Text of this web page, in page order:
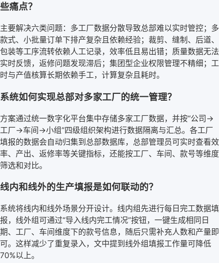
些痛点？
主要解决六类问题：多工厂数据分散导致总部难以实时管控；多
款式、小批量订单下排产复杂且依赖经验；裁剪、缝制、后道、
包装等工序流转依赖人工记录，效率低且易出错；质量数据无法
实时反馈，返修问题发现滞后；集团型企业权限管理不精细；工
时与产值核算长期依赖手工，计算复杂且耗时。
系统如何实现总部对多家工厂的统一管理？
方案通过统一数字化平台集中存储多家工厂数据，并按“公司→
工厂→车间→小组”四级组织架构进行数据隔离与汇总。各工厂
填报的数据会自动归集到总部数据库，总部管理员可实时查看效
率、产出、返修率等关键指标，还能按工厂、车间、款号等维度
筛选和对比。
线内和线外的生产填报是如何联动的？
系统将线内和线外场景分开设计。线内组先进行每日完工数据填
报，线外组可通过“导入线内完工情况”按钮，一键生成相同日
期、工厂、车间维度下的款号信息，随后只需补充人数和产量即
可。这样减少了重复录入，文中提到线外组填报工作量可降低
70%以上。